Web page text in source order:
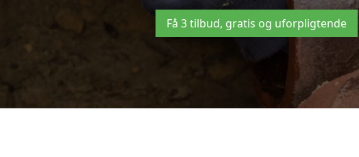
Få 3 tilbud, gratis og uforpligtende